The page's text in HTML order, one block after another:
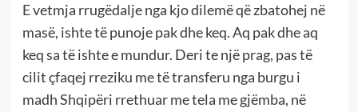
E vetmja rrugëdalje nga kjo dilemë që zbatohej në
masë, ishte të punoje pak dhe keq. Aq pak dhe aq
keq sa të ishte e mundur. Deri te një prag, pas të
cilit çfaqej rreziku me të transferu nga burgu i
madh Shqipëri rrethuar me tela me gjëmba, në